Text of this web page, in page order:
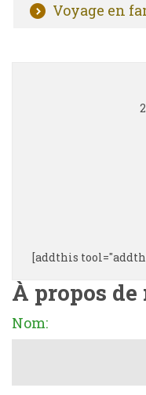
Voyage en
[addthis
À propos de
Nom: